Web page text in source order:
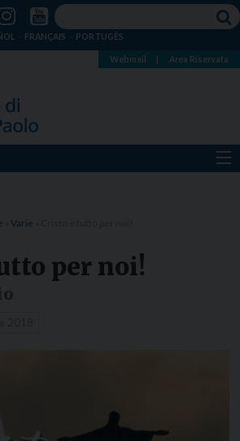
FRANÇAIS PORTUGÊS
Webmail Area Riservata
Varie
per noi!